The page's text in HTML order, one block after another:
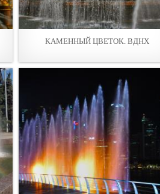
КАМЕННЫЙ ЦВЕТОК. ВДНХ